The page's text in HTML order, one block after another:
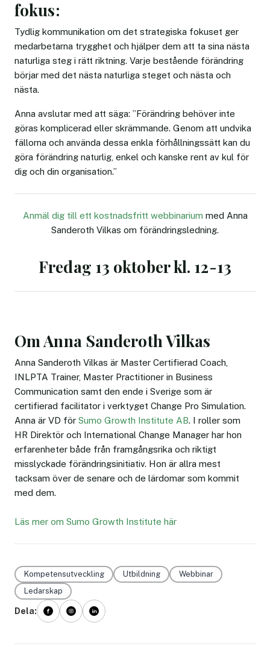
fokus:
Tydlig kommunikation om det strategiska fokuset ger
medarbetarna trygghet och hjälper dem att ta sina nästa
naturliga steg i rätt riktning. Varje bestående förändring
börjar med det nästa naturliga steget och nästa och
nästa.
Anna avslutar med att säga: ”Förändring behöver inte
göras komplicerad eller skrämmande. Genom att undvika
fällorna och använda dessa enkla förhållningssätt kan du
göra förändring naturlig, enkel och kanske rent av kul för
dig och din organisation.”
Anmäl dig till ett kostnadsfritt webbinarium med Anna
Sanderoth Vilkas om förändringsledning.
Fredag 13 oktober kl. 12-13
Om Anna Sanderoth Vilkas
Anna Sanderoth Vilkas är Master Certifierad Coach,
INLPTA Trainer, Master Practitioner in Business
Communication samt den ende i Sverige som är
certifierad facilitator i verktyget Change Pro Simulation.
Anna är VD för Sumo Growth Institute AB. I roller som
HR Direktör och International Change Manager har hon
erfarenheter både från framgångsrika och riktigt
misslyckade förändringsinitiativ. Hon är allra mest
tacksam över de senare och de lärdomar som kommit
med dem.
Läs mer om Sumo Growth Institute här
Kompetensutveckling Utbildning
Webbinar
Ledarskap
Dela: